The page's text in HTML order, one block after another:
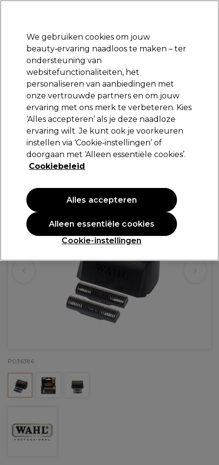
Aanmelden
Merken Deals Haar Elektra
Volgende dag geleverd*
Na verzending, maandag t/m vrijdag
Wahl Vanish Folie met Mes
47,95 €
P036386
We gebruiken cookies om jouw
beauty‑ervaring naadloos te maken – ter
ondersteuning van
websitefunctionaliteiten, het
personaliseren van aanbiedingen met
onze vertrouwde partners en om jouw
ervaring met ons merk te verbeteren. Kies
‘Alles accepteren’ als je deze naadloze
ervaring wilt. Je kunt ook je voorkeuren
instellen via ‘Cookie‑instellingen’ of
doorgaan met ‘Alleen essentiële cookies’.
Cookiebeleid
Cookie-instellingen
Alleen essentiële cookies
Alles accepteren